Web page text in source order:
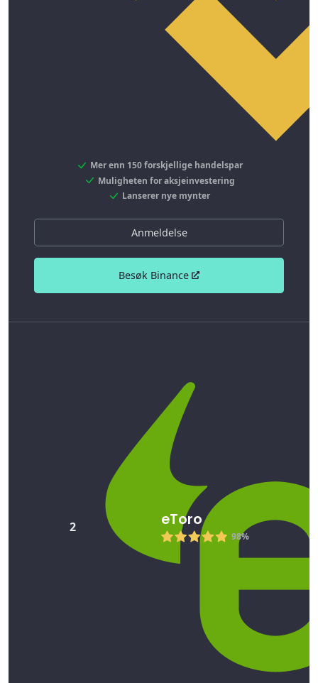
Mer enn 150 forskjellige handelspar
Muligheten for aksjeinvestering
Lanserer nye mynter
Anmeldelse
Besøk Binance
2 eToro
98%